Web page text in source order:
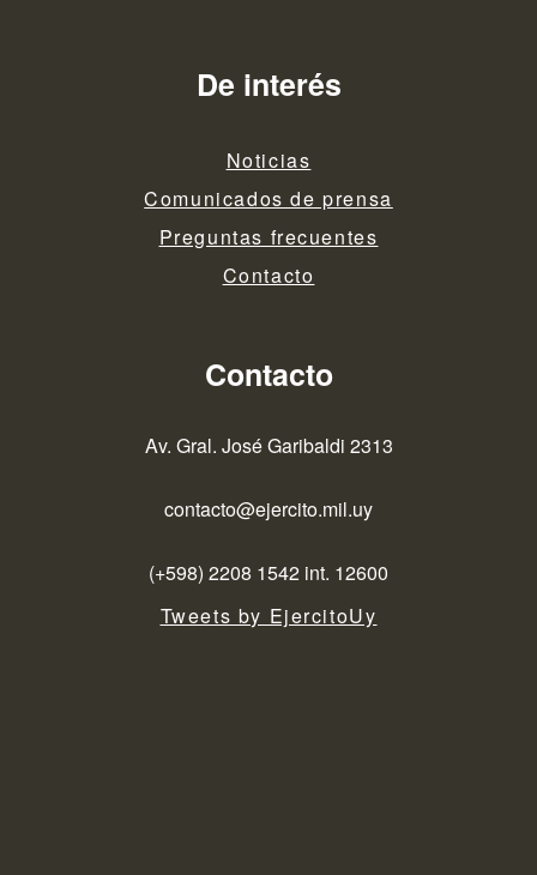
De interés
Noticias
Comunicados de prensa
Preguntas frecuentes
Contacto
Contacto
Av. Gral. José Garibaldi 2313
contacto@ejercito.mil.uy
(+598) 2208 1542 int. 12600
Tweets by EjercitoUy